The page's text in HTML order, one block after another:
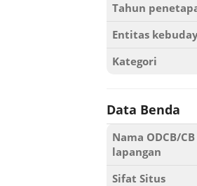
Tahun
Entitas
Kategori
Data Benda
Nama ODCB/
lapangan
Sifat Situs